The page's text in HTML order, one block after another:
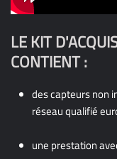
LE KIT
CONTIENT :
des capteurs non
réseau qualifié
une prestation